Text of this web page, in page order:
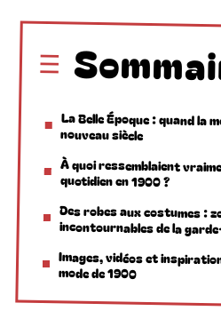
La Belle Époque : quand la
nouveau siècle
À quoi ressemblaient
quotidien en 1900 ?
Des robes aux costumes :
incontournables de la
Images, vidéos et
mode de 1900